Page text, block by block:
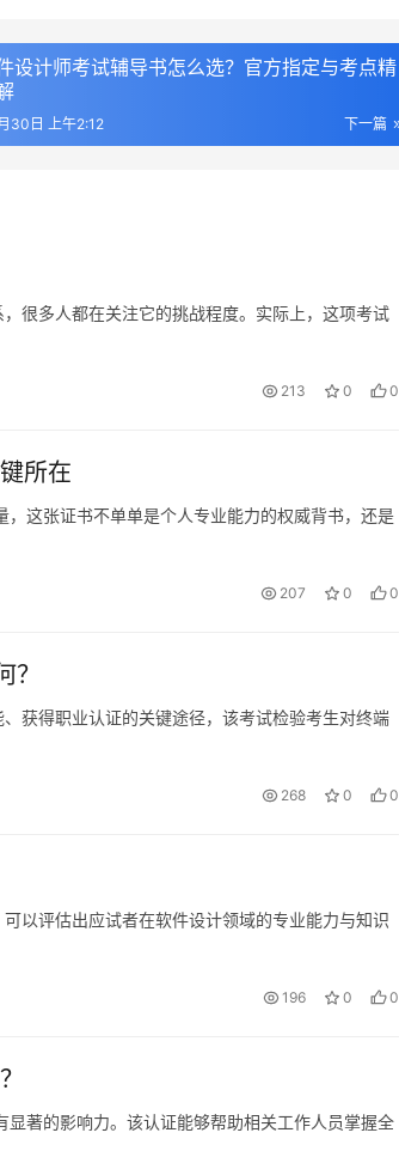
设计师考试辅导书怎么选？官方指定与考点精
下一篇
30日 上午2:12
很多人都在关注它的挑战程度。实际上，这项考试
213 0 0
所在
这张证书不单单是个人专业能力的权威背书，还是
207 0 0
？
获得职业认证的关键途径，该考试检验考生对终端
268 0 0
以评估出应试者在软件设计领域的专业能力与知识
196 0 0
著的影响力。该认证能够帮助相关工作人员掌握全